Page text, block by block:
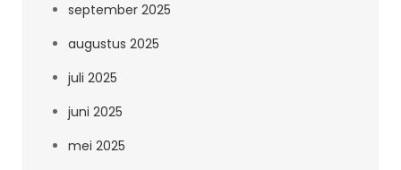
september 2025
augustus 2025
juli 2025
juni 2025
mei 2025